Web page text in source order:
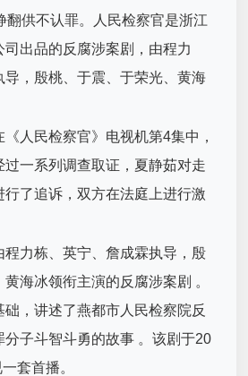
翻供不认罪。人民检察官是浙江
出品的反腐涉案剧，由程力
导，殷桃、于震、于荣光、黄海
《人民检察官》电视机第4集中，
一系列调查取证，夏静茹对走
了追诉，双方在法庭上进行激
程力栋、英宁、詹成霖执导，殷
海冰领衔主演的反腐涉案剧 。
，讲述了燕都市人民检察院反
分子斗智斗勇的故事 。该剧于20
套首播。